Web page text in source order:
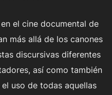
el cine documental de
más allá de los canones
discursivas diferentes
así como también
uso de todas aquellas